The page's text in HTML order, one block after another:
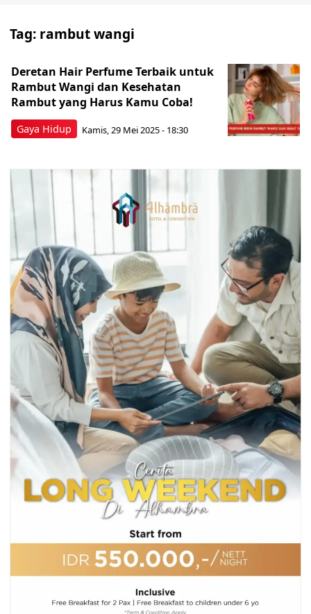
Tag: rambut wangi
Gaya Hidup
Deretan Hair Perfume Terbaik untuk
Rambut Wangi dan Kesehatan
Rambut yang Harus Kamu Coba!
Kamis, 29 Mei 2025 - 18:30